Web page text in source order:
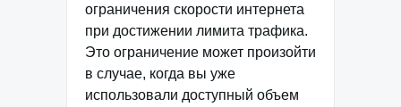
ограничения скорости интернета
при достижении лимита трафика.
Это ограничение может произойти
в случае, когда вы уже
использовали доступный объем